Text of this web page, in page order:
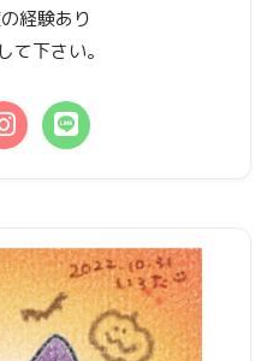
経験あり
て下さい。